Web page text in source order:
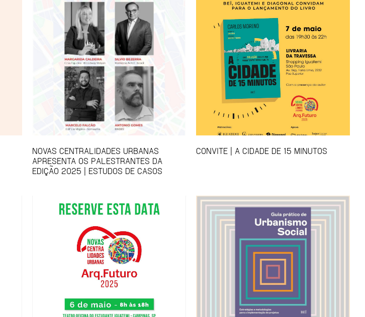
NOVAS CENTRALIDADES URBANAS
APRESENTA OS PALESTRANTES DA
EDIÇÃO 2025 | ESTUDOS DE CASOS
CONVITE | A CIDADE DE 15 MINUTOS